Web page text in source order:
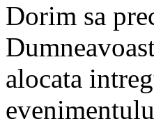
Dorim sa
alocata